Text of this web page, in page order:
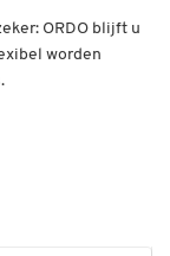
ORDO blijft u
worden